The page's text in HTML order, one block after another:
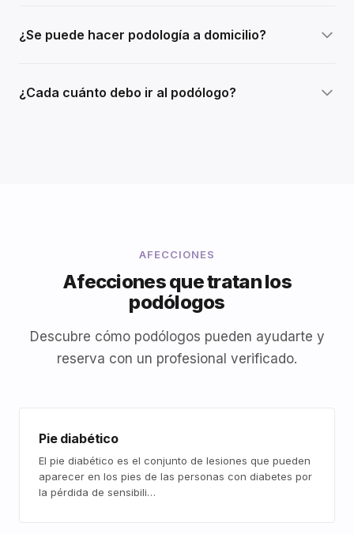
¿Se puede hacer podología a domicilio?
¿Cada cuánto debo ir al podólogo?
AFECCIONES
Afecciones que tratan los
podólogos
Descubre cómo podólogos pueden ayudarte y
reserva con un profesional verificado.
Pie diabético
El pie diabético es el conjunto de lesiones que pueden
aparecer en los pies de las personas con diabetes por
la pérdida de sensibili…